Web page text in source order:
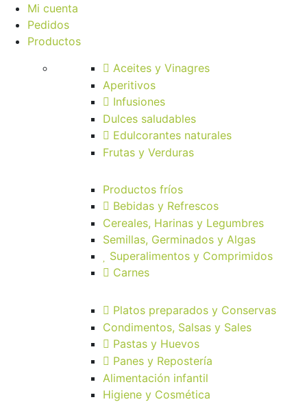
Mi cuenta
Pedidos
Productos
Aceites y Vinagres
Aperitivos
Infusiones
Dulces saludables
Edulcorantes naturales
Frutas y Verduras
Productos fríos
Bebidas y Refrescos
Cereales, Harinas y Legumbres
Semillas, Germinados y Algas
Superalimentos y Comprimidos
Carnes
Platos preparados y Conservas
Condimentos, Salsas y Sales
Pastas y Huevos
Panes y Repostería
Alimentación infantil
Higiene y Cosmética